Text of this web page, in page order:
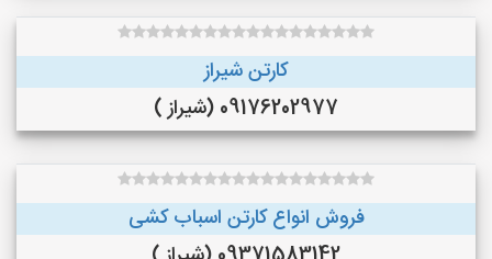
کارتن شیراز
09176202977 (شیراز )
فروش انواع کارتن اسباب کشی